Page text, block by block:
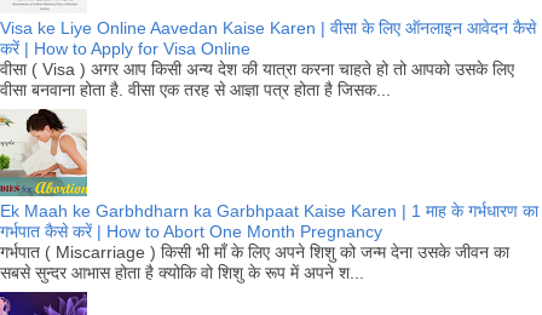
Visa ke Liye Online Aavedan Kaise Karen | वीसा के लिए ऑनलाइन आवेदन कैसे
करें | How to Apply for Visa Online
वीसा ( Visa ) अगर आप किसी अन्य देश की यात्रा करना चाहते हो तो आपको उसके लिए
वीसा बनवाना होता है. वीसा एक तरह से आज्ञा पत्र होता है जिसक...
Ek Maah ke Garbhdharn ka Garbhpaat Kaise Karen | 1 माह के गर्भधारण का
गर्भपात कैसे करें | How to Abort One Month Pregnancy
गर्भपात ( Miscarriage ) किसी भी माँ के लिए अपने शिशु को जन्म देना उसके जीवन का
सबसे सुन्दर आभास होता है क्योकि वो शिशु के रूप में अपने श...